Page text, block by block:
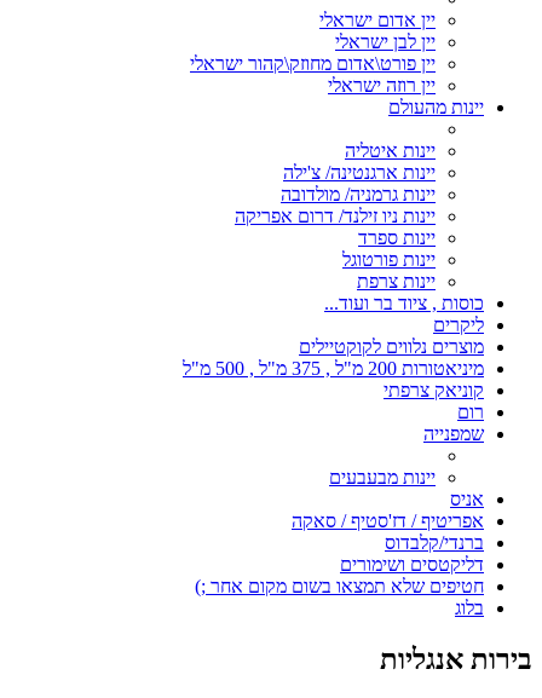
יין אדום ישראלי
יין לבן ישראלי
יין פורט\אדום מחוזק\קהור ישראלי
יין רוזה ישראלי
יינות מהעולם
יינות איטליה
יינות ארגנטינה/ צ'ילה
יינות גרמניה/ מולדובה
יינות ניו זילנד/ דרום אפריקה
יינות ספרד
יינות פורטוגל
יינות צרפת
כוסות , ציוד בר ועוד...
ליקרים
מוצרים נלווים לקוקטיילים
מיניאטורות 200 מ"ל , 375 מ"ל , 500 מ"ל
קוניאק צרפתי
רום
שמפנייה
יינות מבעבעים
אניס
אפריטיף / דז'סטיף / סאקה
ברנדי/קלבדוס
דליקטסים ושימורים
חטיפים שלא תמצאו בשום מקום אחר ;)
בלוג
בירות אנגליות